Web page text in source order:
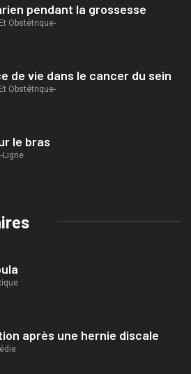
pendant la grossesse
Obstétrique-
de vie dans le cancer du sein
Obstétrique-
le bras
Ligne
après une hernie discale